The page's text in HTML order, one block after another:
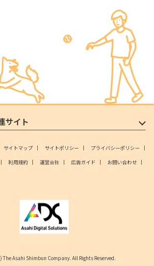
サイト
サイトマップ サイトポリシー
プライバシーポリシー
利用規約 運営会社 広告ガイド
お問い合わせ
The Asahi Shimbun Company. All Rights Reserved.